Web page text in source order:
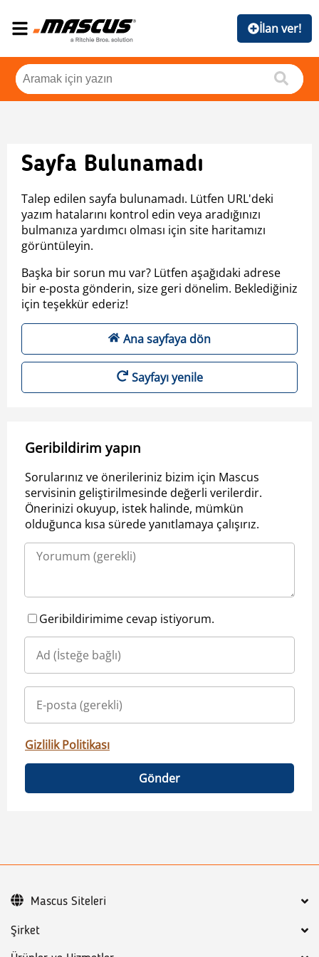
İlan ver!
Sayfa Bulunamadı
Talep edilen sayfa bulunamadı. Lütfen URL'deki
yazım hatalarını kontrol edin veya aradığınızı
bulmanıza yardımcı olması için site haritamızı
görüntüleyin.
Başka bir sorun mu var? Lütfen aşağıdaki adrese
bir e-posta gönderin, size geri dönelim. Beklediğiniz
için teşekkür ederiz!
Ana sayfaya dön
Sayfayı yenile
Geribildirim yapın
Sorularınız ve önerileriniz bizim için Mascus
servisinin geliştirilmesinde değerli verilerdir.
Önerinizi okuyup, istek halinde, mümkün
olduğunca kısa sürede yanıtlamaya çalışırız.
Geribildirimime cevap istiyorum.
Gizlilik Politikası
Gönder
Şirket
Mascus Siteleri